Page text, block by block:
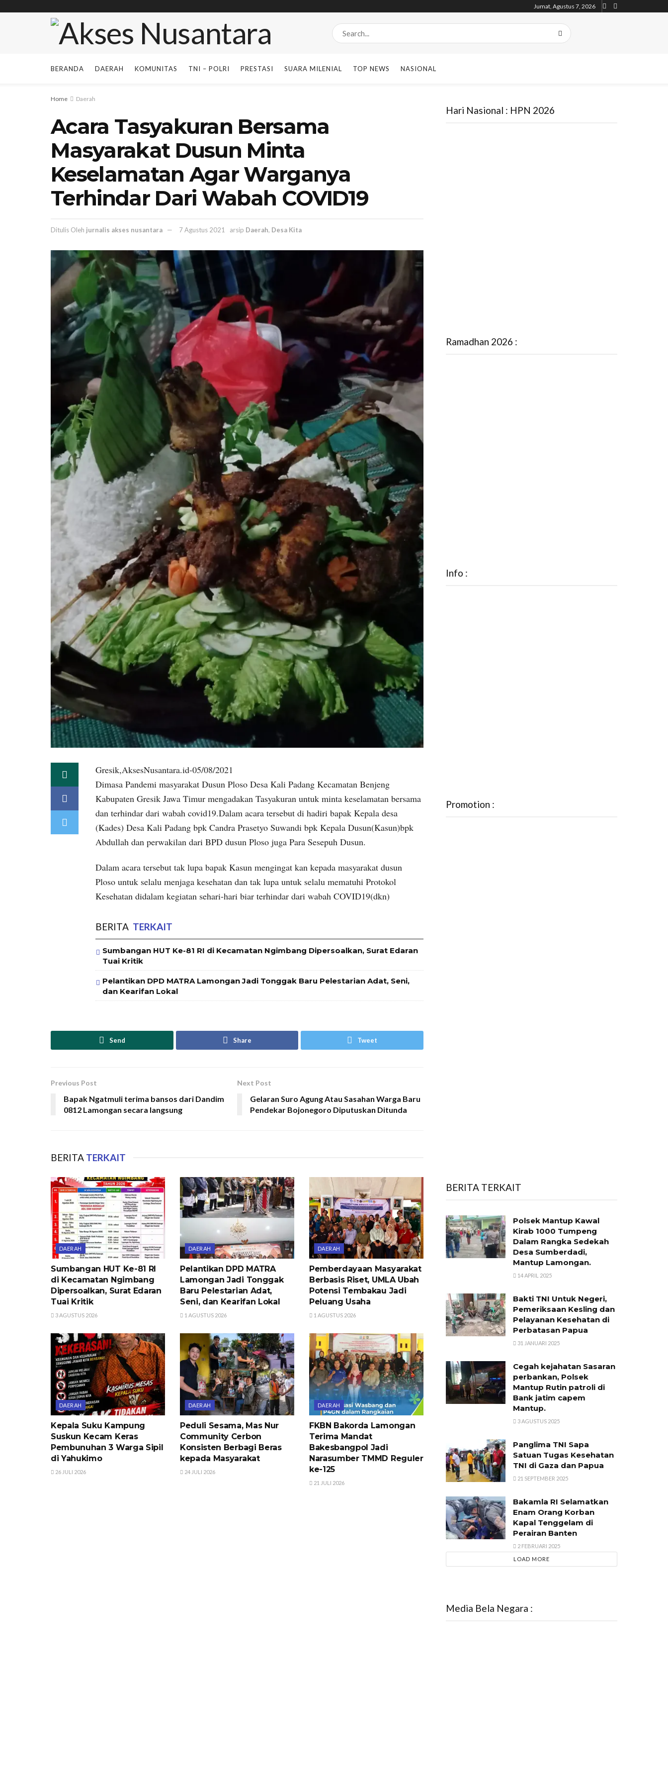
Jumat, Agustus 7, 2026
BERANDA DAERAH KOMUNITAS TNI – POLRI PRESTASI SUARA MILENIAL TOP NEWS NASIONAL
Home Daerah
Acara Tasyakuran Bersama
Masyarakat Dusun Minta
Keselamatan Agar Warganya
Terhindar Dari Wabah COVID19
Ditulis Oleh jurnalis akses nusantara 7 Agustus 2021 arsip Daerah, Desa Kita
Gresik,AksesNusantara.id-05/08/2021
Dimasa Pandemi masyarakat Dusun Ploso Desa Kali Padang Kecamatan Benjeng
Kabupaten Gresik Jawa Timur mengadakan Tasyakuran untuk minta keselamatan bersama
dan terhindar dari wabah covid19.Dalam acara tersebut di hadiri bapak Kepala desa
(Kades) Desa Kali Padang bpk Candra Prasetyo Suwandi bpk Kepala Dusun(Kasun)bpk
Abdullah dan perwakilan dari BPD dusun Ploso juga Para Sesepuh Dusun.
Dalam acara tersebut tak lupa bapak Kasun mengingat kan kepada masyarakat dusun
Ploso untuk selalu menjaga kesehatan dan tak lupa untuk selalu mematuhi Protokol
Kesehatan didalam kegiatan sehari-hari biar terhindar dari wabah COVID19(dkn)
BERITA TERKAIT
Sumbangan HUT Ke-81 RI di Kecamatan Ngimbang Dipersoalkan, Surat Edaran
Tuai Kritik
Pelantikan DPD MATRA Lamongan Jadi Tonggak Baru Pelestarian Adat, Seni,
dan Kearifan Lokal
Send Share Tweet
Previous Post
Bapak Ngatmuli terima bansos dari Dandim
0812 Lamongan secara langsung
Next Post
Gelaran Suro Agung Atau Sasahan Warga Baru
Pendekar Bojonegoro Diputuskan Ditunda
BERITA TERKAIT
DAERAH
Sumbangan HUT Ke-81 RI
di Kecamatan Ngimbang
Dipersoalkan, Surat Edaran
Tuai Kritik
3 AGUSTUS 2026
DAERAH
Pelantikan DPD MATRA
Lamongan Jadi Tonggak
Baru Pelestarian Adat,
Seni, dan Kearifan Lokal
1 AGUSTUS 2026
DAERAH
Pemberdayaan Masyarakat
Berbasis Riset, UMLA Ubah
Potensi Tembakau Jadi
Peluang Usaha
1 AGUSTUS 2026
DAERAH
Kepala Suku Kampung
Suskun Kecam Keras
Pembunuhan 3 Warga Sipil
di Yahukimo
26 JULI 2026
DAERAH
Peduli Sesama, Mas Nur
Community Cerbon
Konsisten Berbagi Beras
kepada Masyarakat
24 JULI 2026
DAERAH
FKBN Bakorda Lamongan
Terima Mandat
Bakesbangpol Jadi
Narasumber TMMD Reguler
ke-125
21 JULI 2026
Hari Nasional : HPN 2026
Ramadhan 2026 :
Info :
Promotion :
BERITA TERKAIT
Polsek Mantup Kawal
Kirab 1000 Tumpeng
Dalam Rangka Sedekah
Desa Sumberdadi,
Mantup Lamongan.
14 APRIL 2025
Bakti TNI Untuk Negeri,
Pemeriksaan Kesling dan
Pelayanan Kesehatan di
Perbatasan Papua
31 JANUARI 2025
Cegah kejahatan Sasaran
perbankan, Polsek
Mantup Rutin patroli di
Bank jatim capem
Mantup.
3 AGUSTUS 2025
Panglima TNI Sapa
Satuan Tugas Kesehatan
TNI di Gaza dan Papua
21 SEPTEMBER 2025
Bakamla RI Selamatkan
Enam Orang Korban
Kapal Tenggelam di
Perairan Banten
2 FEBRUARI 2025
LOAD MORE
Media Bela Negara :